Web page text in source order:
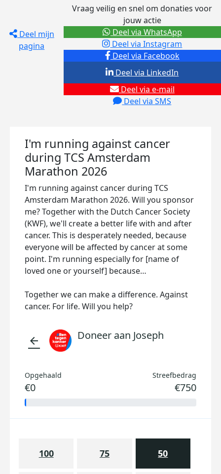
Deel mijn
pagina
Vraag veilig en snel om donaties voor
jouw actie
Deel via Facebook
Deel via Instagram
Deel via e-mail
Deel via SMS
Deel via LinkedIn
Deel via WhatsApp
I'm running against cancer
during TCS Amsterdam
Marathon 2026
I'm running against cancer during TCS
Amsterdam Marathon 2026. Will you sponsor
me? Together with the Dutch Cancer Society
(KWF), we'll create a better life with and after
cancer. This is desperately needed, because
everyone will be affected by cancer at some
point. I'm running especially for [name of
loved one or yourself] because…
Together we can make a difference. Against
cancer. For life. Will you help?
arrow_back Doneer aan Joseph
Opgehaald
€0
Streefbedrag
€750
100 75 50